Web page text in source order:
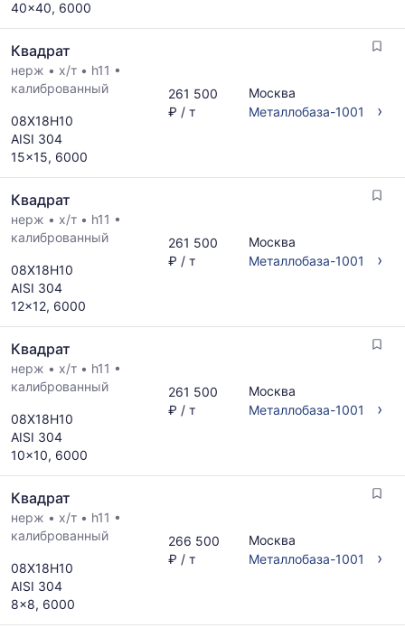
40x40, 6000
Квадрат
нерж • х/т • h11 •
калиброванный
08Х18Н10
AISI 304
15x15, 6000
261 500
₽ / т
Москва
Металлобаза-1001
›
Квадрат
нерж • х/т • h11 •
калиброванный
08Х18Н10
AISI 304
12x12, 6000
261 500
₽ / т
Москва
Металлобаза-1001
›
Квадрат
нерж • х/т • h11 •
калиброванный
08Х18Н10
AISI 304
10x10, 6000
261 500
₽ / т
Москва
Металлобаза-1001
›
Квадрат
нерж • х/т • h11 •
калиброванный
08Х18Н10
AISI 304
8x8, 6000
266 500
₽ / т
Москва
Металлобаза-1001
›